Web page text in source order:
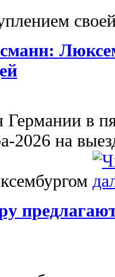
Германии в
2026 на